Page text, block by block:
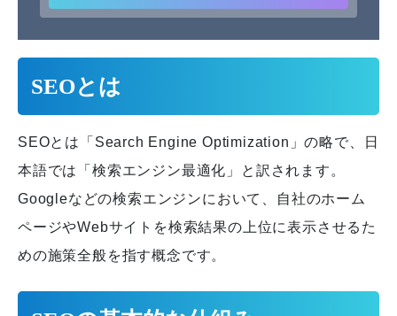
SEOとは
SEOとは「Search Engine Optimization」の略で、日
本語では「検索エンジン最適化」と訳されます。
Googleなどの検索エンジンにおいて、自社のホーム
ページやWebサイトを検索結果の上位に表示させるた
めの施策全般を指す概念です。